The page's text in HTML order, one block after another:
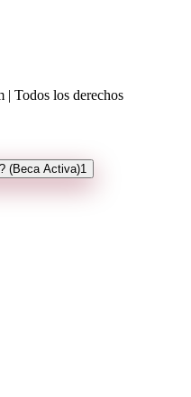
Todos los derechos
(Beca Activa)1